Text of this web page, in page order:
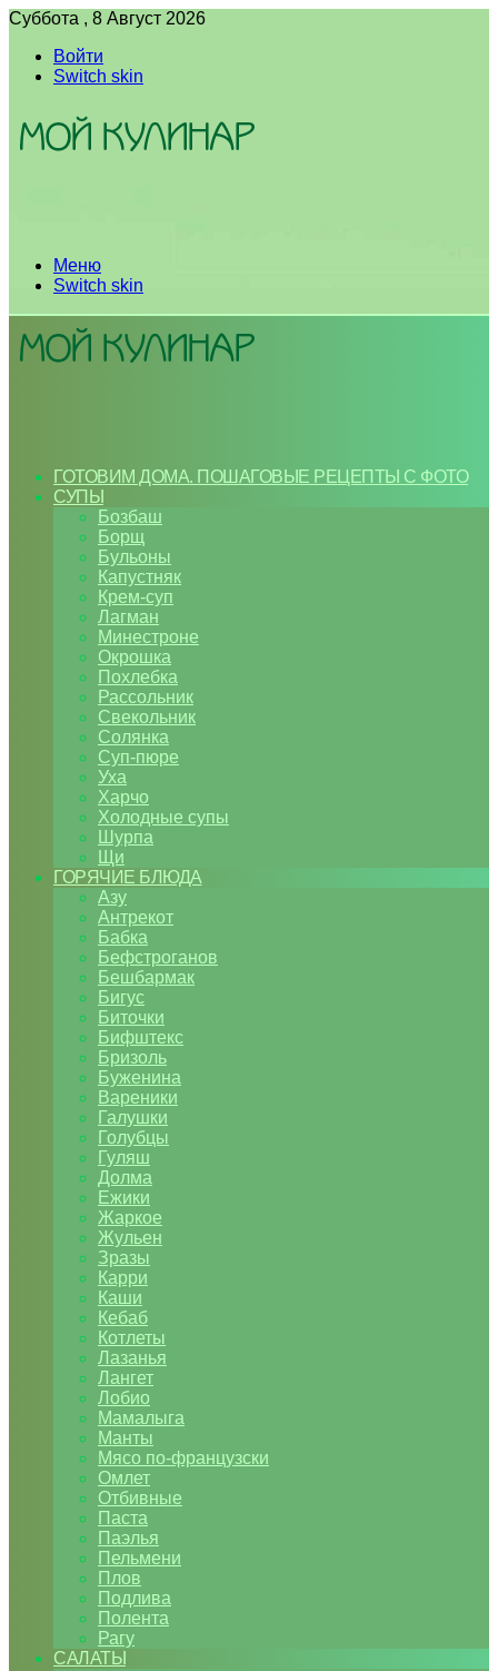
Суббота , 8 Август 2026
Войти
Switch skin
Меню
Switch skin
ГОТОВИМ ДОМА. ПОШАГОВЫЕ РЕЦЕПТЫ С ФОТО
СУПЫ
Бозбаш
Борщ
Бульоны
Капустняк
Крем-суп
Лагман
Минестроне
Окрошка
Похлебка
Рассольник
Свекольник
Солянка
Суп-пюре
Уха
Харчо
Холодные супы
Шурпа
Щи
ГОРЯЧИЕ БЛЮДА
Азу
Антрекот
Бабка
Бефстроганов
Бешбармак
Бигус
Биточки
Бифштекс
Бризоль
Буженина
Вареники
Галушки
Голубцы
Гуляш
Долма
Ежики
Жаркое
Жульен
Зразы
Карри
Каши
Кебаб
Котлеты
Лазанья
Лангет
Лобио
Мамалыга
Манты
Мясо по-французски
Омлет
Отбивные
Паста
Паэлья
Пельмени
Плов
Подлива
Полента
Рагу
САЛАТЫ